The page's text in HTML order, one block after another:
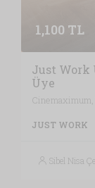
1,100 TL
Just Work
Üye
JUST WORK
Sibel Nisa